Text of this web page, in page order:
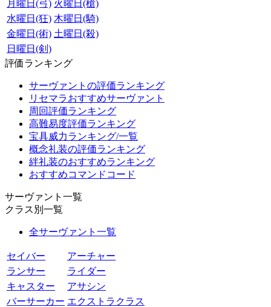
月曜日(弓) 火曜日(槍)
水曜日(狂) 木曜日(騎)
金曜日(術) 土曜日(殺)
日曜日(剣)
評価ランキング
サーヴァントの評価ランキング
リセマラおすすめサーヴァント
周回評価ランキング
高難易度評価ランキング
宝具威力ランキング/一覧
概念礼装の評価ランキング
絆礼装のおすすめランキング
おすすめコマンドコード
サーヴァント一覧
クラス別一覧
全サーヴァント一覧
セイバー
アーチャー
ランサー
ライダー
キャスター
アサシン
バーサーカー エクストラクラス